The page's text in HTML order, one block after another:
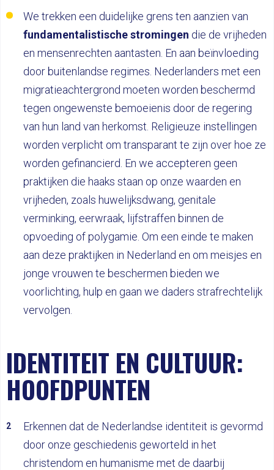
We trekken een duidelijke grens ten aanzien van
fundamentalistische stromingen die de vrijheden
en mensenrechten aantasten. En aan beïnvloeding
door buitenlandse regimes. Nederlanders met een
migratieachtergrond moeten worden beschermd
tegen ongewenste bemoeienis door de regering
van hun land van herkomst. Religieuze instellingen
worden verplicht om transparant te zijn over hoe ze
worden gefinancierd. En we accepteren geen
praktijken die haaks staan op onze waarden en
vrijheden, zoals huwelijksdwang, genitale
verminking, eerwraak, lijfstraffen binnen de
opvoeding of polygamie. Om een einde te maken
aan deze praktijken in Nederland en om meisjes en
jonge vrouwen te beschermen bieden we
voorlichting, hulp en gaan we daders strafrechtelijk
vervolgen.
IDENTITEIT EN CULTUUR:
HOOFDPUNTEN
Erkennen dat de Nederlandse identiteit is gevormd
door onze geschiedenis geworteld in het
christendom en humanisme met de daarbij